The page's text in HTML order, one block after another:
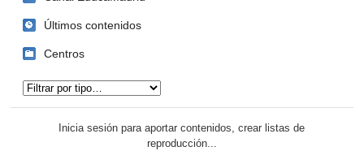
Últimos contenidos
Centros
Inicia sesión para aportar contenidos, crear listas de
reproducción...